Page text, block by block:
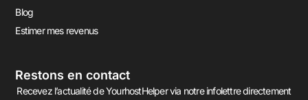
Blog
Estimer mes revenus
Restons en contact
Recevez l’actualité de YourhostHelper via notre infolettre directement